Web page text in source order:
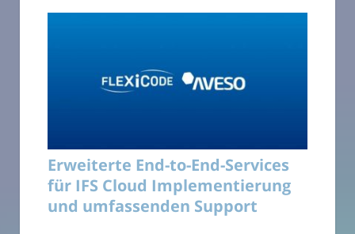
Erweiterte End-to-End-Services
für IFS Cloud Implementierung
und umfassenden Support